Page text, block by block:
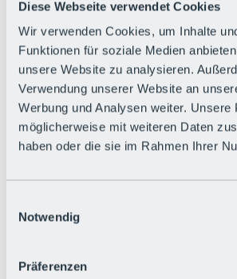
Diese Webseite verwendet Cookies
Wir verwenden Cookies, um Inhalte
Funktionen für soziale Medien
unsere Website zu analysieren.
Verwendung unserer Website an
Werbung und Analysen weiter.
möglicherweise mit weiteren Daten
haben oder die sie im Rahmen Ihrer
Notwendig
Präferenzen
Die flowigste
Facts
Bürger:in
FAQs
Bikepark-
Bikepark-